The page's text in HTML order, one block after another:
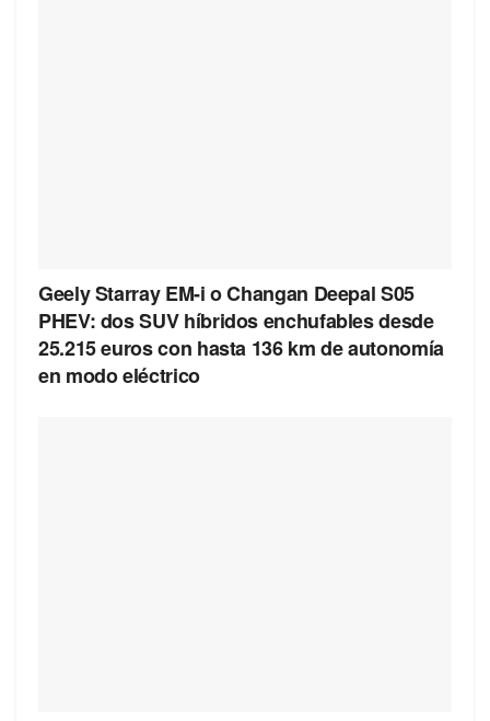
Geely Starray EM-i o Changan Deepal S05
PHEV: dos SUV híbridos enchufables desde
25.215 euros con hasta 136 km de autonomía
en modo eléctrico